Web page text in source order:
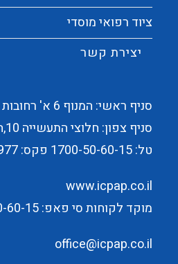
ציוד רפואי מוסדי
יצירת קשר
סניף ראשי: המנוף 6 א' רחובות
סניף צפון: חלוצי התעשייה 10,חיפה
טל:1700-50-60-15 פקס: 08-9157977
www.icpap.co.il
מוקד לקוחות סי פאפ: 1700-50-60-15
office@icpap.co.il